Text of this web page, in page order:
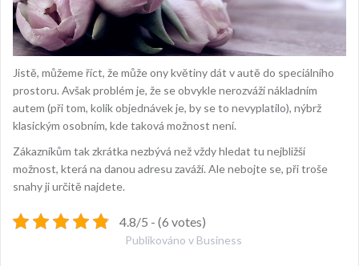
Jistě, můžeme říct, že může ony květiny dát v autě do speciálního
prostoru. Avšak problém je, že se obvykle nerozváží nákladním
autem (při tom, kolik objednávek je, by se to nevyplatilo), nýbrž
klasickým osobním, kde taková možnost není.
Zákazníkům tak zkrátka nezbývá než vždy hledat tu nejbližší
možnost, která na danou adresu zaváží. Ale nebojte se, při troše
snahy ji určitě najdete.
4.8/5 - (6 votes)
Publikováno v Business